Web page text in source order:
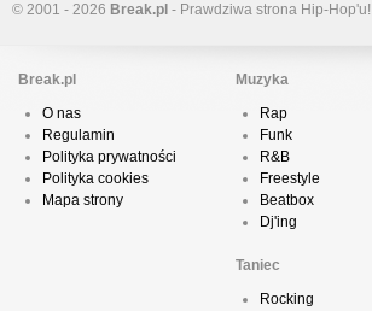
© 2001 - 2026 Break.pl - Prawdziwa strona Hip-Hop'u!
Break.pl
O nas
Regulamin
Polityka prywatności
Polityka cookies
Mapa strony
Muzyka
Rap
Funk
R&B
Freestyle
Beatbox
Dj'ing
Taniec
Rocking